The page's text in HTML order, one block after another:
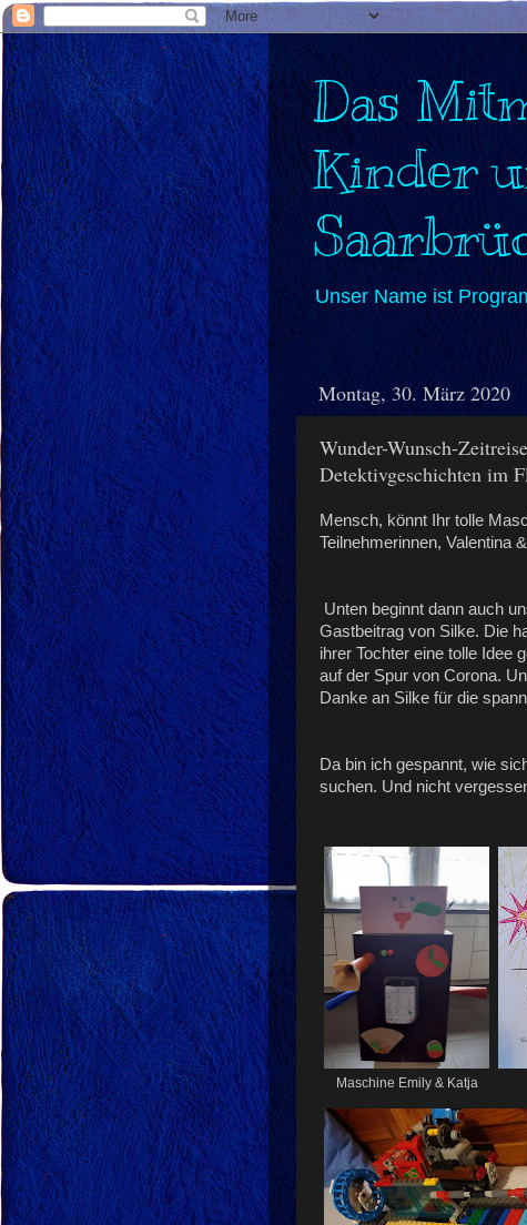
Das
Kinder
Unser Name ist
Montag, 30. März 2020
Wunder-Wunsch-
Detektivgeschichten im
Mensch, könnt Ihr tolle
Teilnehmerinnen, Valentina
Unten beginnt dann auch
Gastbeitrag von Silke. Die
ihrer Tochter eine tolle Idee
auf der Spur von Corona.
Danke an Silke für die
Da bin ich gespannt, wie
suchen. Und nicht
Maschine Emily & Katja